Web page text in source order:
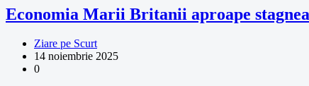
Economia Marii Britanii aproape
Ziare pe Scurt
14 noiembrie 2025
0